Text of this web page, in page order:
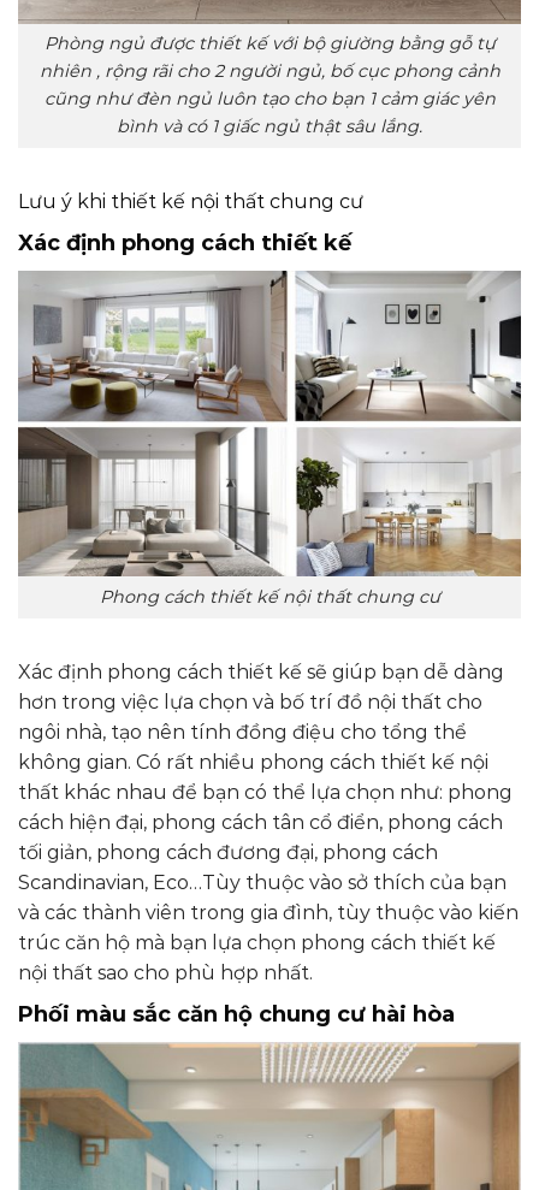
Phòng ngủ được thiết kế với bộ giường bằng gỗ tự
nhiên , rộng rãi cho 2 người ngủ, bố cục phong cảnh
cũng như đèn ngủ luôn tạo cho bạn 1 cảm giác yên
bình và có 1 giấc ngủ thật sâu lắng.
Lưu ý khi thiết kế nội thất chung cư
Xác định phong cách thiết kế
Phong cách thiết kế nội thất chung cư
Xác định phong cách thiết kế sẽ giúp bạn dễ dàng
hơn trong việc lựa chọn và bố trí đồ nội thất cho
ngôi nhà, tạo nên tính đồng điệu cho tổng thể
không gian. Có rất nhiều phong cách thiết kế nội
thất khác nhau để bạn có thể lựa chọn như: phong
cách hiện đại, phong cách tân cổ điển, phong cách
tối giản, phong cách đương đại, phong cách
Scandinavian, Eco…Tùy thuộc vào sở thích của bạn
và các thành viên trong gia đình, tùy thuộc vào kiến
trúc căn hộ mà bạn lựa chọn phong cách thiết kế
nội thất sao cho phù hợp nhất.
Phối màu sắc căn hộ chung cư hài hòa